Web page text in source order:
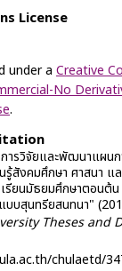
License
under a Creative
No
.
ารวิจัยและพัฒนาแผนก
นรู้สังคมศึกษา ศาสนา
ยนมัธยมศึกษาตอนต้น
บบสุนทรียสนทนา"
Theses and
chulaetd/